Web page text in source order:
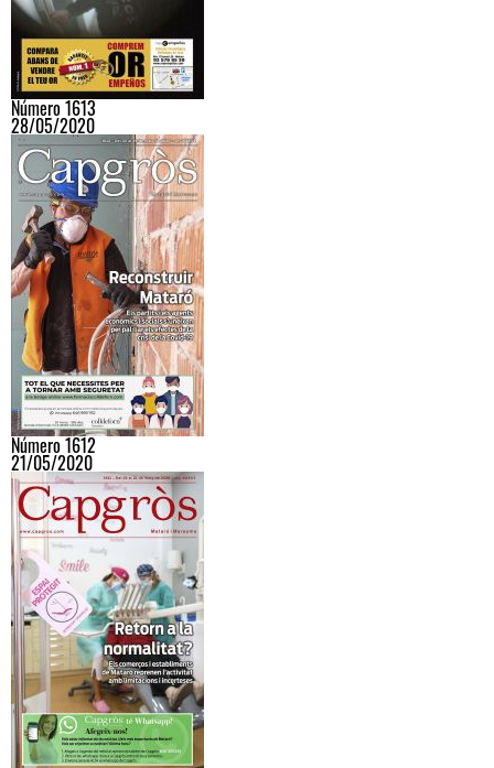
Número 1613
28/05/2020
Número 1612
21/05/2020